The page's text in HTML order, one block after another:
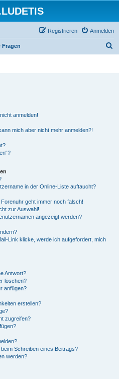
Anmelden
Registrieren
Fragen
anmelden!
mich aber nicht mehr anmelden?!
in der Online-Liste auftaucht?
geht immer noch falsch!
zur Auswahl!
angezeigt werden?
Link klicke, werde ich aufgefordert, mich
Antwort?
löschen?
anfügen?
erstellen?
zugreifen?
Schreiben eines Beitrags?
werden?